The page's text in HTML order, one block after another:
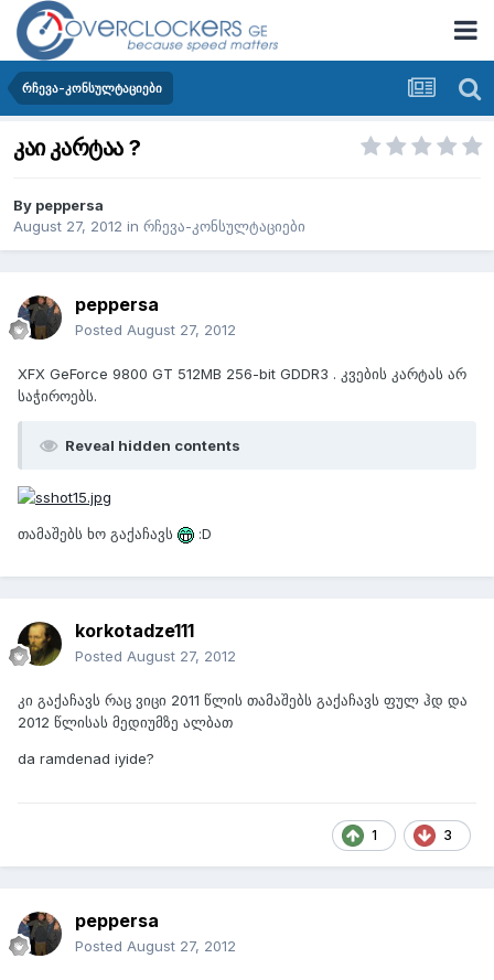
რჩევა-კონსულტაციები
კაი კარტაა ?
By peppersa
August 27, 2012 in რჩევა-კონსულტაციები
peppersa
Posted August 27, 2012
XFX GeForce 9800 GT 512MB 256-bit GDDR3 . კვების კარტას არ
საჭიროებს.
Reveal hidden contents
თამაშებს ხო გაქაჩავს :D
korkotadze111
Posted August 27, 2012
კი გაქაჩავს რაც ვიცი 2011 წლის თამაშებს გაქაჩავს ფულ ჰდ და
2012 წლისას მედიუმზე ალბათ
da ramdenad iyide?
1 3
peppersa
Posted August 27, 2012